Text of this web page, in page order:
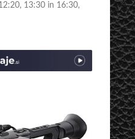
13:30 in 16:30,